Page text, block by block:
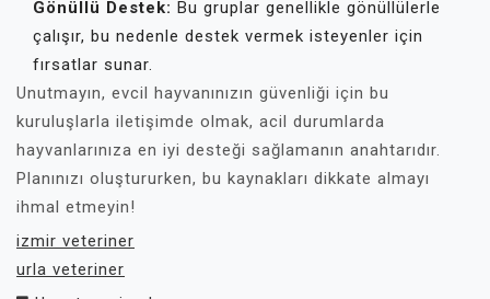
Gönüllü Destek: Bu gruplar genellikle gönüllülerle
çalışır, bu nedenle destek vermek isteyenler için
fırsatlar sunar.
Unutmayın, evcil hayvanınızın güvenliği için bu
kuruluşlarla iletişimde olmak, acil durumlarda
hayvanlarınıza en iyi desteği sağlamanın anahtarıdır.
Planınızı oluştururken, bu kaynakları dikkate almayı
ihmal etmeyin!
izmir veteriner
urla veteriner